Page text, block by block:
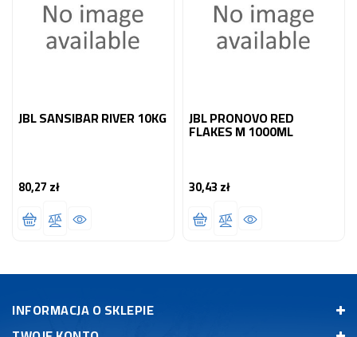
JBL SANSIBAR RIVER 10KG
80,27 złCena
JBL PRONOVO RED
FLAKES M 1000ML
30,43 złCena
INFORMACJA O SKLEPIE